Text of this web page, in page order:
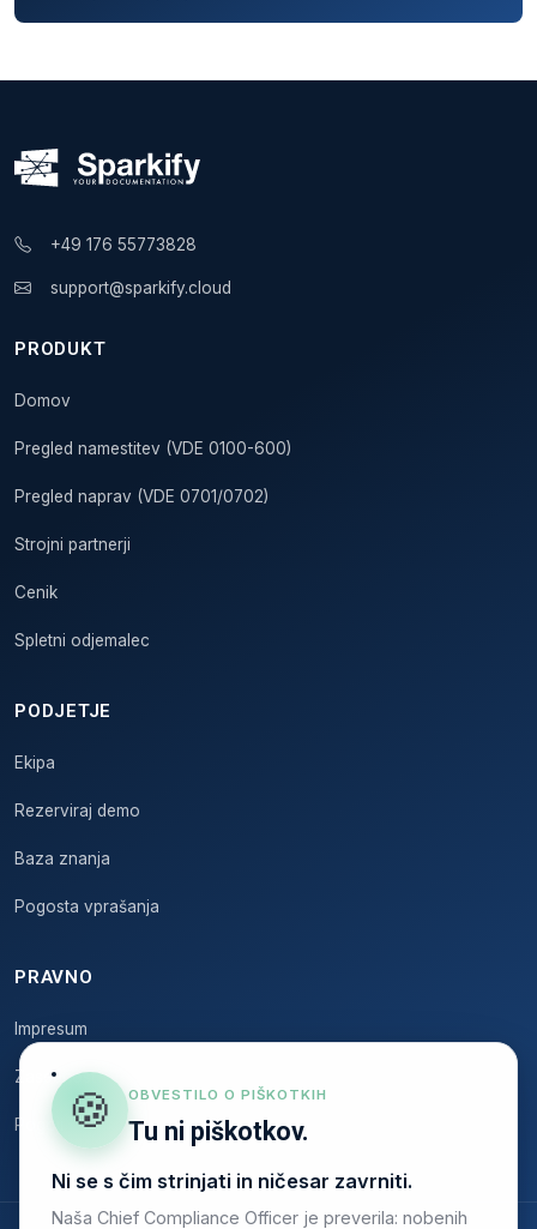
🍪 OBVESTILO O PIŠKOTKIH
Tu ni piškotkov.
Ni se s čim strinjati in ničesar zavrniti.
Naša Chief Compliance Officer je preverila: nobenih
+49 176 55773828
support@sparkify.cloud
PRODUKT
Domov
Pregled namestitev (VDE 0100-600)
Pregled naprav (VDE 0701/0702)
Strojni partnerji
Cenik
Spletni odjemalec
PODJETJE
Ekipa
Rezerviraj demo
Baza znanja
Pogosta vprašanja
PRAVNO
Impresum
Zasebnost
Pogoji